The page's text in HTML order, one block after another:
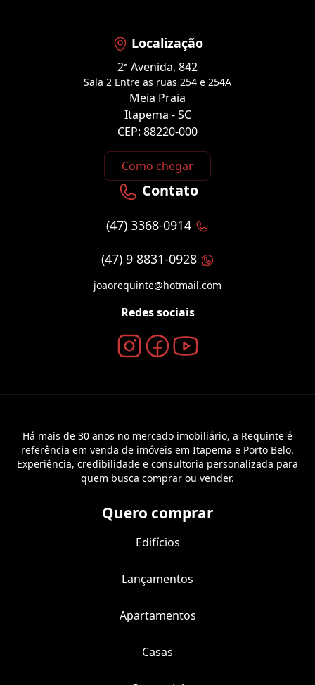
Localização
2ª Avenida, 842
Sala 2 Entre as ruas 254 e 254A
Meia Praia
Itapema - SC
CEP: 88220-000
Como chegar
Contato
(47) 3368-0914
(47) 9 8831-0928
joaorequinte@hotmail.com
Redes sociais
Há mais de 30 anos no mercado imobiliário, a Requinte é
referência em venda de imóveis em Itapema e Porto Belo.
Experiência, credibilidade e consultoria personalizada para
quem busca comprar ou vender.
Quero comprar
Edifícios
Lançamentos
Apartamentos
Casas